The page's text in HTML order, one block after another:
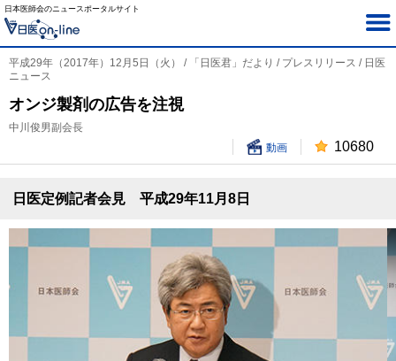
日本医師会のニュースポータルサイト
平成29年（2017年）12月5日（火） / 「日医君」だより / プレスリリース / 日医
ニュース
オンジ製剤の広告を注視
中川俊男副会長
動画
10680
日医定例記者会見 平成29年11月8日